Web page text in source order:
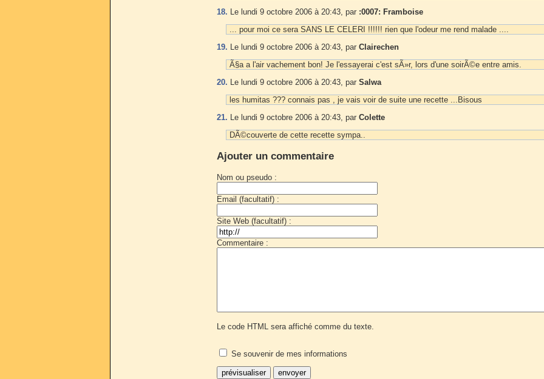
18. Le lundi 9 octobre 2006 à 20:43, par :0007: Framboise
... pour moi ce sera SANS LE CELERI !!!!!! rien que l'odeur me rend malade ....
19. Le lundi 9 octobre 2006 à 20:43, par Clairechen
Ã§a a l'air vachement bon! Je l'essayerai c'est sÃ»r, lors d'une soirÃ©e entre amis.
20. Le lundi 9 octobre 2006 à 20:43, par Salwa
les humitas ??? connais pas , je vais voir de suite une recette ...Bisous
21. Le lundi 9 octobre 2006 à 20:43, par Colette
DÃ©couverte de cette recette sympa..
Ajouter un commentaire
Nom ou pseudo :
Email (facultatif) :
Site Web (facultatif) :
Commentaire :
Le code HTML sera affiché comme du texte.
Se souvenir de mes informations